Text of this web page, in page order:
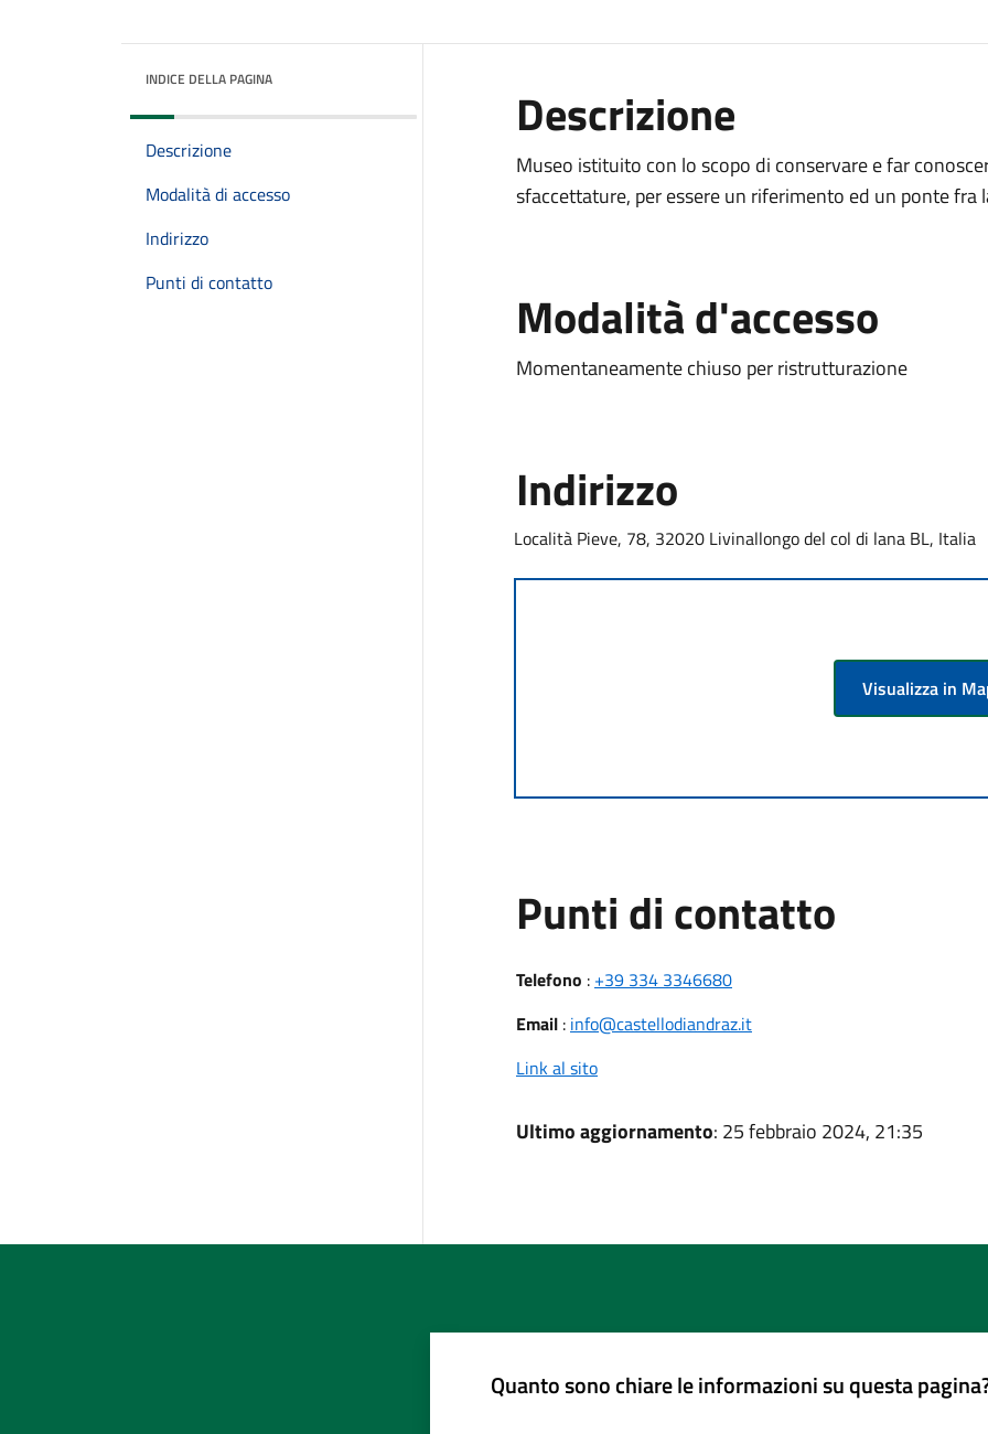
INDICE DELLA PAGINA
Descrizione
Modalità di accesso
Indirizzo
Punti di contatto
Descrizione
Museo istituito con lo scopo di conservare e far
sfaccettature, per essere un riferimento ed un ponte fra
Modalità d'accesso
Momentaneamente chiuso per ristrutturazione
Indirizzo
Località Pieve, 78, 32020 Livinallongo del col di lana BL, Italia
Visualizza in
Punti di contatto
Telefono : +39 334 3346680
Email: info@castellodiandraz.it
Link al sito
Ultimo aggiornamento: 25 febbraio 2024, 21:35
Quanto sono chiare le informazioni su questa